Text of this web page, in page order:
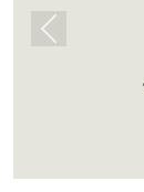
Previous